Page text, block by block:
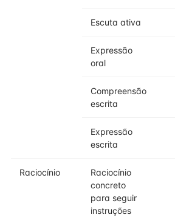
Escuta ativa
Expressão
oral
Compreensão
escrita
Expressão
escrita
Raciocínio
Raciocínio
concreto
para seguir
instruções